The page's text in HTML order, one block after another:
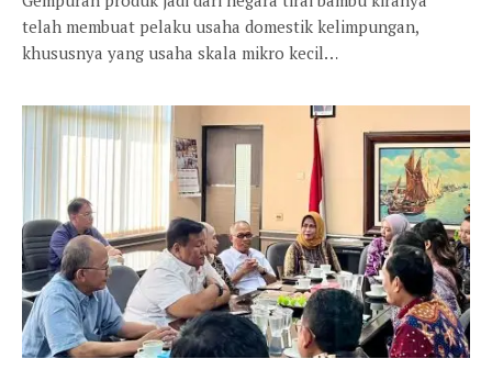
telah membuat pelaku usaha domestik kelimpungan,
khususnya yang usaha skala mikro kecil…